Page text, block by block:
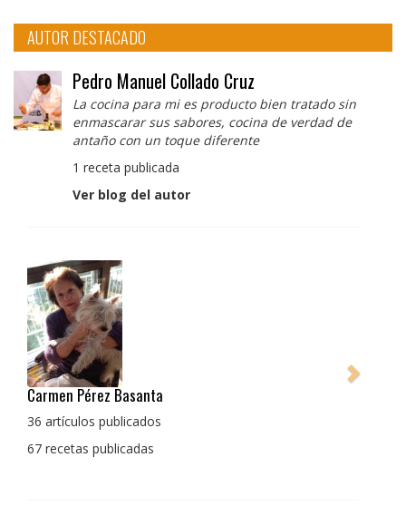
AUTOR DESTACADO
Pedro Manuel Collado Cruz
La cocina para mi es producto bien tratado sin
enmascarar sus sabores, cocina de verdad de
antaño con un toque diferente
1 receta publicada
Ver blog del autor
Pedro Manuel Collado Cruz
La cocina para mi es producto bien tratado sin
con un toque diferente